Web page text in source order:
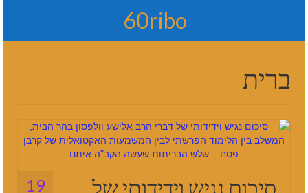
60ribo
ברית
19